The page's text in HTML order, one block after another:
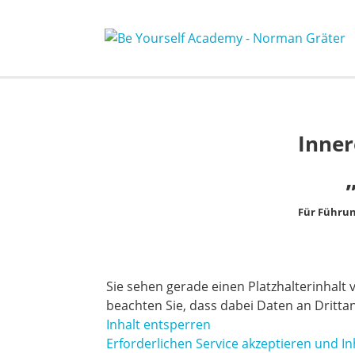
Für
Sie sehen gerade einen Platzhalterinhalt
beachten Sie, dass dabei Daten an
Inhalt entsperren
Erforderlichen Service akzeptieren und